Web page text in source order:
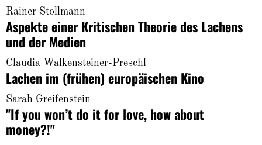
Rainer Stollmann
Aspekte einer Kritischen Theorie des Lachens
und der Medien
Claudia Walkensteiner-Preschl
Lachen im (frühen) europäischen Kino
Sarah Greifenstein
"If you won’t do it for love, how about
money?!"